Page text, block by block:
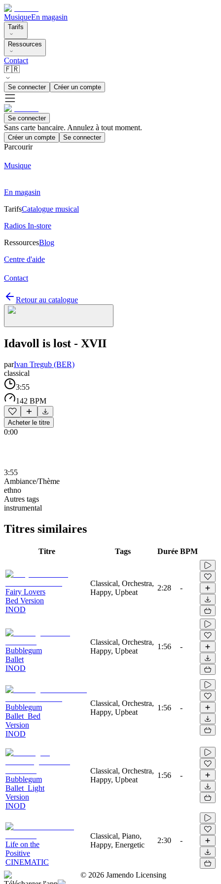
MusiqueEn magasin
Tarifs
Ressources
Contact
🇫🇷
Se connecter Créer un compte
Se connecter
Sans carte bancaire. Annulez à tout moment.
Créer un compte Se connecter
Parcourir
Musique
En magasin
TarifsCatalogue musical
Radios In-store
RessourcesBlog
Centre d'aide
Contact
Retour au catalogue
Idavoll is lost - XVII
parIvan Tregub (BER)
classical
3:55
142 BPM
Acheter le titre
0:00
3:55
Ambiance/Thème
ethno
Autres tags
instrumental
Titres similaires
Titre Tags Durée BPM
Fairy Lovers
Bed Version
INOD
Classical, Orchestra,
Happy, Upbeat
2:28 -
Bubblegum
Ballet
INOD
Classical, Orchestra,
Happy, Upbeat
1:56 -
Bubblegum
Ballet_Bed
Version
INOD
Classical, Orchestra,
Happy, Upbeat
1:56 -
Bubblegum
Ballet_Light
Version
INOD
Classical, Orchestra,
Happy, Upbeat
1:56 -
Life on the
Positive
CINEMATIC
Classical, Piano,
Happy, Energetic
2:30 -
© 2026 Jamendo Licensing